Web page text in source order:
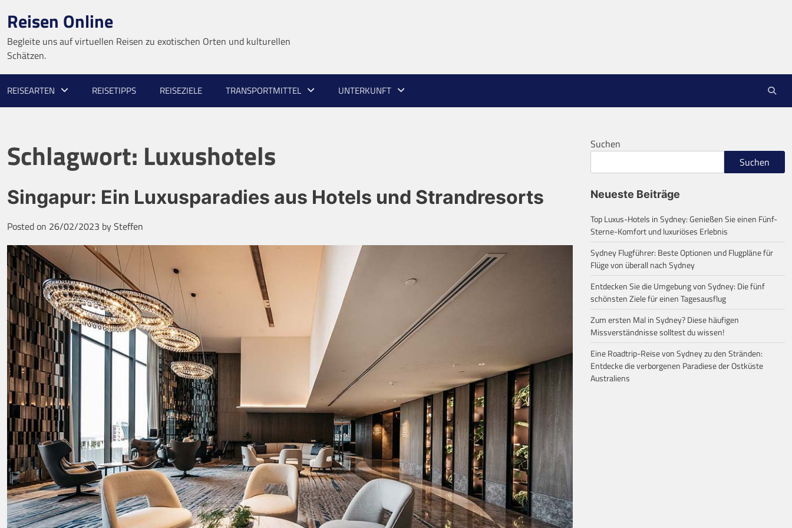
content
Reisen Online
Begleite uns auf virtuellen Reisen zu exotischen Orten und kulturellen
Schätzen.
REISEARTEN REISETIPPS REISEZIELE TRANSPORTMITTEL UNTERKUNFT
Schlagwort: Luxushotels
Singapur: Ein Luxusparadies aus Hotels und Strandresorts
Posted on 26/02/2023 bySteffen
Suchen
Suchen
Neueste Beiträge
Top Luxus-Hotels in Sydney: Genießen Sie einen Fünf-
Sterne-Komfort und luxuriöses Erlebnis
Sydney Flugführer: Beste Optionen und Flugpläne für
Flüge von überall nach Sydney
Entdecken Sie die Umgebung von Sydney: Die fünf
schönsten Ziele für einen Tagesausflug
Zum ersten Mal in Sydney? Diese häufigen
Missverständnisse solltest du wissen!
Eine Roadtrip-Reise von Sydney zu den Stränden:
Entdecke die verborgenen Paradiese der Ostküste
Australiens